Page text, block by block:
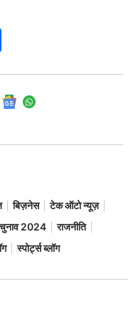
बिज़नेस
टेक ऑटो न्यूज़
चुनाव 2024
राजनीति
स्पोर्ट्स ब्लॉग